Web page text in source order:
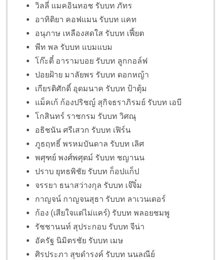
วิลลี่ แมคอินทอช รับบท ภัทร
อาทิติยา คอฟแมน รับบท แคท
อนุภาษ เหลืองสดใส รับบท เฟี้ยต
พีท พล รับบท แบมแบม
โก๊ะตี๋ อารามบอย รับบท ลูกกอล์ฟ
ปอยฝ้าย มาลัยพร รับบท ดอกหญ้า
เกียรติศักดิ์ อุดมนาค รับบท ป้าตุ้ม
แม็คเก้ ก้องปริชญ์ สุกิจธราภิรมย์ รับบท เอบี
โกสินทร์ ราชกรม รับบท วิศณุ
อธิชนัน ศรีเสวก รับบท เฟิร์น
ภูธฤทธิ์ พรหมบันดาล รับบท เลิศ
พศุฑย์ พงศ์พศุตม์ รับบท ชญานน
ปราบ ยุทธพิชัย รับบท ก็อปแก็ป
จรรยา ธนาสว่างกุล รับบท เจ๊จิ๋ม
กาญจน์ กาญจนสุธา รับบท ลาเวนเดอร์
ก้อง (เสียใจแต่ไม่แคร์) รับบท พลอยชมพู
รัชชานนท์ สุประกอบ รับบท จีน่า
อัครัฐ นิมิตรชัย รับบท เมษ
ศิรประภา สุขดำรงค์ รับบท นนลณีย์